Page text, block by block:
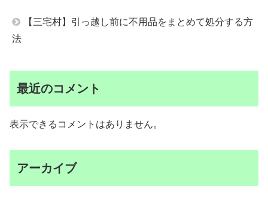
【三宅村】引っ越し前に不用品をまとめて処分する方
法
最近のコメント
表示できるコメントはありません。
アーカイブ